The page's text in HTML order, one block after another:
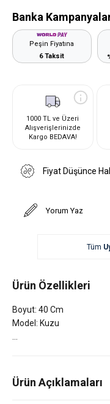
Banka
Peşin Fiyatına
6 Taksit
1000 TL ve Üzeri
Alışverişlerinizde
Kargo BEDAVA!
Fiyat Düşünce
Yorum Yaz
Tüm
Ürün Özellikleri
Boyut: 40 Cm
Model: Kuzu
Ürün Açıklamaları